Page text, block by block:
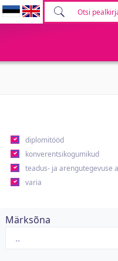
diplomitööd
konverentsikogumikud
teadus- ja arengutegevuse
varia
Märksõna